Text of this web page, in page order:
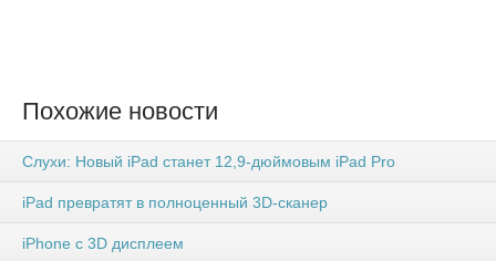
Похожие новости
Слухи: Новый iPad станет 12,9-дюймовым iPad Pro
iPad превратят в полноценный 3D-сканер
iPhone с 3D дисплеем